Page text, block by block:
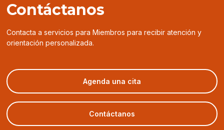
Contáctanos
Contacta a servicios para Miembros para recibir atención y
orientación personalizada.
Agenda una cita
in
a
Contáctanos